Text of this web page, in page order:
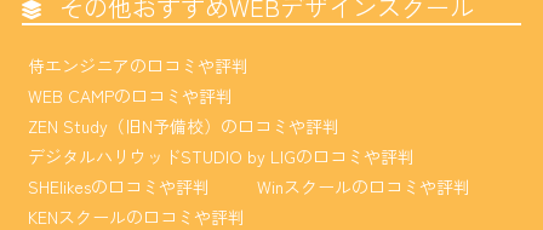
侍エンジニアの口コミや評判
WEB CAMPの口コミや評判
ZEN Study（旧N予備校）の口コミや評判
デジタルハリウッドSTUDIO by LIGの口コミや評判
SHElikesの口コミや評判
Winスクールの口コミや評判
KENスクールの口コミや評判